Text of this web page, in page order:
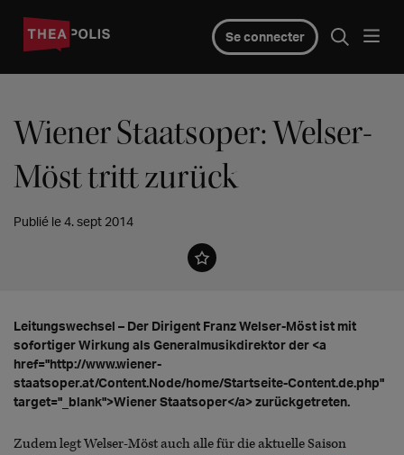
Se connecter
Wiener Staatsoper: Welser-
Möst tritt zurück
Publié le 4. sept 2014
Leitungswechsel – Der Dirigent Franz Welser-Möst ist mit
sofortiger Wirkung als Generalmusikdirektor der <a
href="http://www.wiener-
staatsoper.at/Content.Node/home/Startseite-Content.de.php"
target="_blank">Wiener Staatsoper</a> zurückgetreten.
Zudem legt Welser-Möst auch alle für die aktuelle Saison